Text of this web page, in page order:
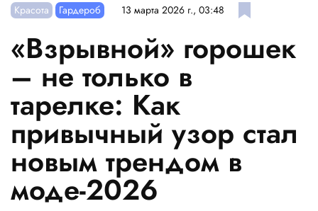
Красота Гардероб 13 марта 2026 г., 03:48
«Взрывной» горошек
– не только в
тарелке: Как
привычный узор стал
новым трендом в
моде-2026